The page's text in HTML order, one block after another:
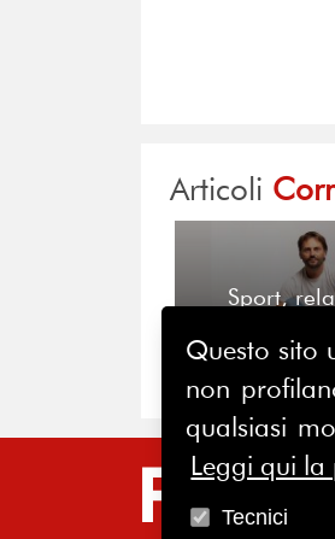
Articoli
Sport,
innovazione:
Eventi di
Questo sito
non
qualsiasi
Leggi qui la
Tecnici